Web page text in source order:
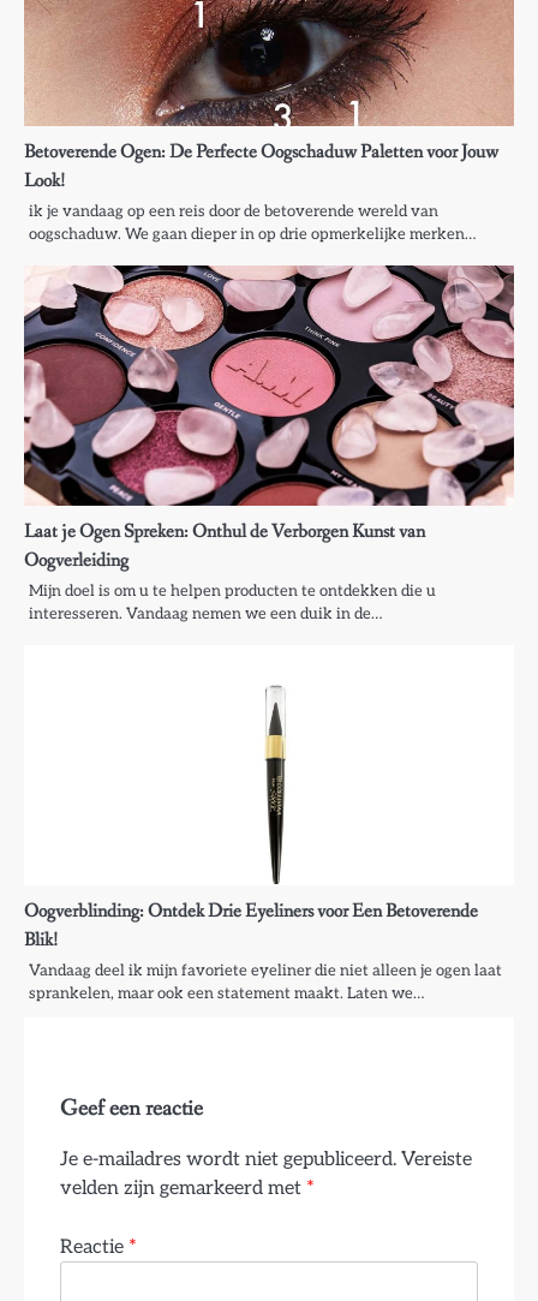
Betoverende Ogen: De Perfecte Oogschaduw Paletten voor Jouw
Look!
ik je vandaag op een reis door de betoverende wereld van
oogschaduw. We gaan dieper in op drie opmerkelijke merken…
Laat je Ogen Spreken: Onthul de Verborgen Kunst van
Oogverleiding
Mijn doel is om u te helpen producten te ontdekken die u
interesseren. Vandaag nemen we een duik in de…
Oogverblinding: Ontdek Drie Eyeliners voor Een Betoverende
Blik!
Vandaag deel ik mijn favoriete eyeliner die niet alleen je ogen laat
sprankelen, maar ook een statement maakt. Laten we…
Geef een reactie
Je e-mailadres wordt niet gepubliceerd. Vereiste
velden zijn gemarkeerd met *
Reactie *